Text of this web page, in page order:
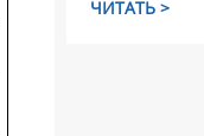
ЧИТАТЬ >